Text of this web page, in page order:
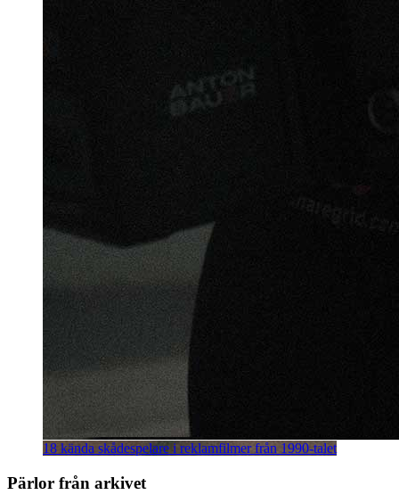
18 kända skådespelare i reklamfilmer från 1990-talet
Pärlor från arkivet